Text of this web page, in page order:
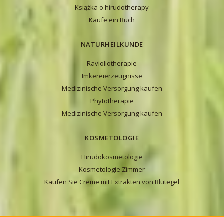
Książka o hirudotherapy
Kaufe ein Buch
NATURHEILKUNDE
Ravioliotherapie
Imkereierzeugnisse
Medizinische Versorgung kaufen
Phytotherapie
Medizinische Versorgung kaufen
KOSMETOLOGIE
Hirudokosmetologie
Kosmetologie Zimmer
Kaufen Sie Creme mit Extrakten von Blutegel